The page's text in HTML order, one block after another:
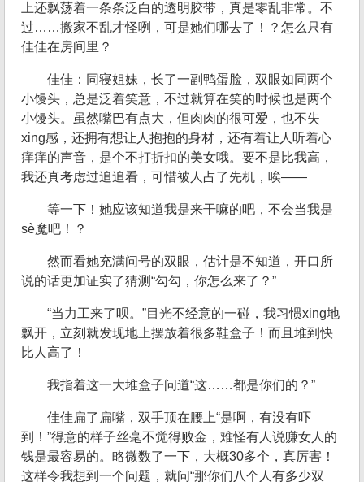
上还飘荡着一条条泛白的透明胶带，真是零乱非常。不
过……搬家不乱才怪咧，可是她们哪去了！？怎么只有
佳佳在房间里？
佳佳：同寝姐妹，长了一副鸭蛋脸，双眼如同两个
小馒头，总是泛着笑意，不过就算在笑的时候也是两个
小馒头。虽然嘴巴有点大，但肉肉的很可爱，也不失
xing感，还拥有想让人抱抱的身材，还有着让人听着心
痒痒的声音，是个不打折扣的美女哦。要不是比我高，
我还真考虑过追追看，可惜被人占了先机，唉——
等一下！她应该知道我是来干嘛的吧，不会当我是
sè魔吧！？
然而看她充满问号的双眼，估计是不知道，开口所
说的话更加证实了猜测“勾勾，你怎么来了？”
“当力工来了呗。”目光不经意的一碰，我习惯xing地
飘开，立刻就发现地上摆放着很多鞋盒子！而且堆到快
比人高了！
我指着这一大堆盒子问道“这……都是你们的？”
佳佳扁了扁嘴，双手顶在腰上“是啊，有没有吓
到！”得意的样子丝毫不觉得败金，难怪有人说赚女人的
钱是最容易的。略微数了一下，大概30多个，真厉害！
这样令我想到一个问题，就问“那你们八个人有多少双